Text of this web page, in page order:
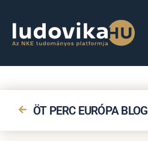
ÖT PERC EURÓPA BLOG